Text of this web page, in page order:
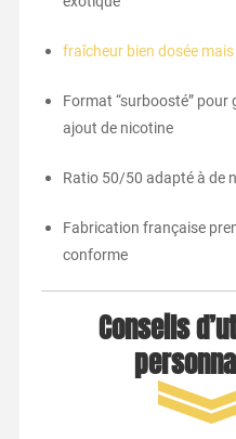
fraîcheur bien dosée
Format “surboosté” pour
ajout de nicotine
Ratio 50/50 adapté à de
Fabrication française
conforme
Conseils